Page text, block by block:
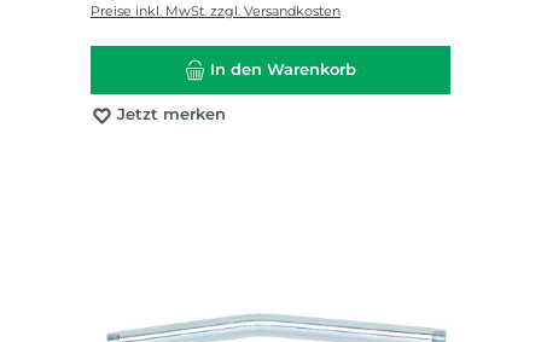
Preise inkl. MwSt. zzgl. Versandkosten
In den Warenkorb
Jetzt merken